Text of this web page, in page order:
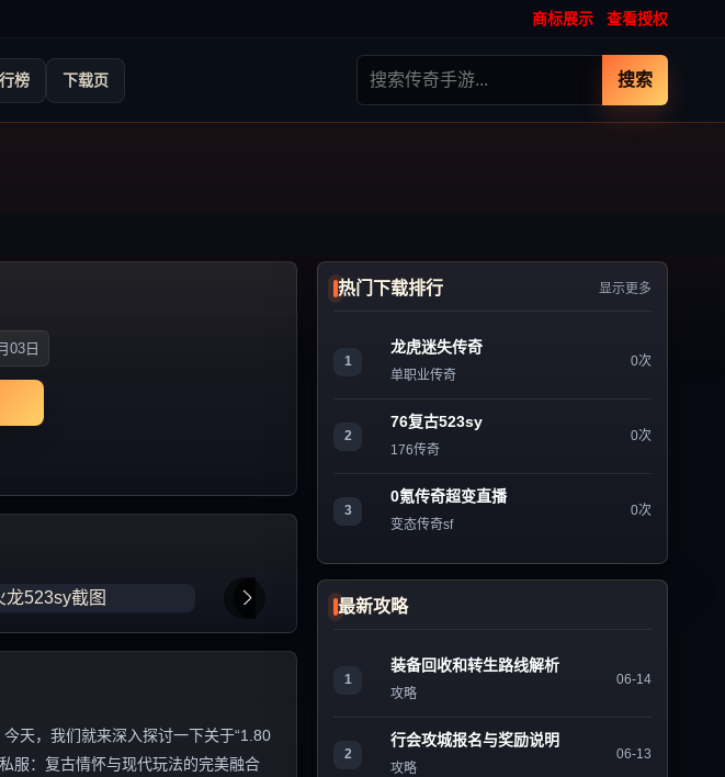
商标展示 查看授权
榜 下载页 搜索
03日
天，我们就来深入探讨一下关于“1.80
服：复古情怀与现代玩法的完美融合
热门下载排行 显示更多
1
龙虎迷失传奇
单职业传奇
0次
2
76复古523sy
176传奇
0次
3
0氪传奇超变直播
变态传奇sf
0次
最新攻略
1
装备回收和转生路线解析
攻略
06-14
2
行会攻城报名与奖励说明
攻略
06-13